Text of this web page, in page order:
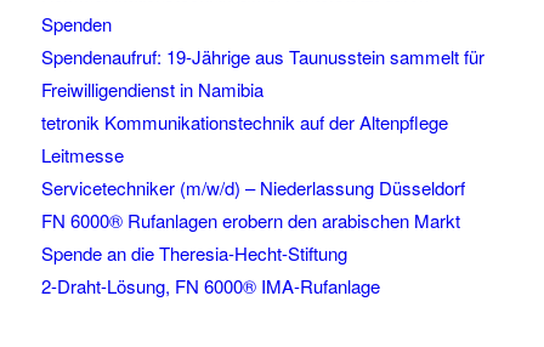
Spenden
Spendenaufruf: 19-Jährige aus Taunusstein sammelt für
Freiwilligendienst in Namibia
tetronik Kommunikationstechnik auf der Altenpflege
Leitmesse
Servicetechniker (m/w/d) – Niederlassung Düsseldorf
FN 6000® Rufanlagen erobern den arabischen Markt
Spende an die Theresia-Hecht-Stiftung
2-Draht-Lösung, FN 6000® IMA-Rufanlage